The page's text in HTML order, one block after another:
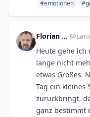
#emotionen
Florian Lancker @
Heute gehe ich
lange nicht
etwas Großes.
Tag ein kleines
zurückbringt,
ganz bestimmt